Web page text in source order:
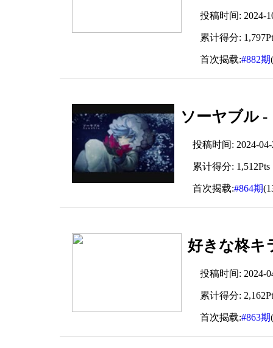
投稿时间: 2024-
累计得分:
首次揭载:#882期
ソーヤブル -
投稿时间: 2024-04-
累计得分: 1,512Pts
首次揭载:#864期
好きな柊キ
投稿时间: 2024-
累计得分:
首次揭载:#863期